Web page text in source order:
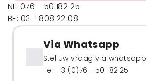
NL: 076 - 50 182 25
BE: 03 - 808 22 08
Via Whatsapp
Stel uw vraag via whatsapp
Tel: +31(0)76 - 50 182 25